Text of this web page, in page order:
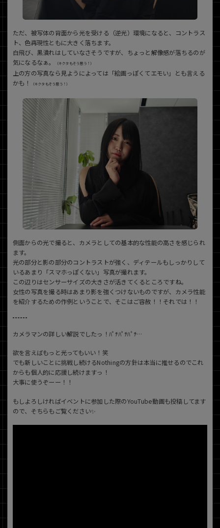
ただ、被写体の背面から光を受ける（逆光）環境になると、コントラス
ト、色再現性ともに大きく落ちます。
白飛び、黒潰れはしていなさそうですが、ちょっと解像感が落ちるのが
気になるなぁ。 （キクタもそう思う！）
上の方の写真なら見ようによっては「絵画っぽくてエモい」とも言える
かも！ （キクタもそう思う！）
側面からの光で撮ると、カメラとしての基本的な性能の高さを感じられ
ます。
光の部分と影の部分のコントラストが強く、ディテールもしっかりして
いるあまり「スマホっぽくない」写真が撮れます。
この辺りはセンサーサイズの大きさが活きてくるところですね。
女性の写真を撮る時はあまり影を強くつけないものですが、カメラ性能
を紹介するための作例ということで、そこはご容赦！！それでは！！
カメラマンの詳しい解説でしたっ！ﾊﾟﾁﾊﾟﾁﾊﾟﾁ…
欲を言えばもっと光ってもいい！笑
でも新しいことに挑戦し続けるNothingの方針は本当に推せるのでこれ
からも個人的に応援し続けますっ！
大事に使うぞーー！！
もしよろしければイベントに参加した際のYouTube動画も投稿してます
ので、そちらもご覧ください✨